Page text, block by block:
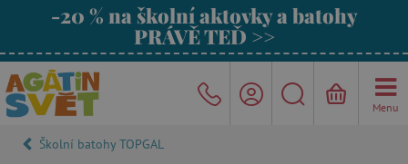
-20 % na školní aktovky a batohy
PRÁVĚ TEĎ >>
Menu
Školní batohy TOPGAL